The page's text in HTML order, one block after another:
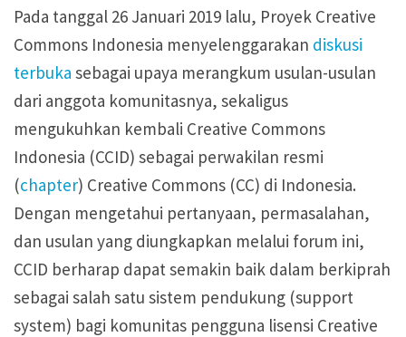
Pada tanggal 26 Januari 2019 lalu, Proyek Creative
Commons Indonesia menyelenggarakan diskusi
terbuka sebagai upaya merangkum usulan-usulan
dari anggota komunitasnya, sekaligus
mengukuhkan kembali Creative Commons
Indonesia (CCID) sebagai perwakilan resmi
(chapter) Creative Commons (CC) di Indonesia.
Dengan mengetahui pertanyaan, permasalahan,
dan usulan yang diungkapkan melalui forum ini,
CCID berharap dapat semakin baik dalam berkiprah
sebagai salah satu sistem pendukung (support
system) bagi komunitas pengguna lisensi Creative